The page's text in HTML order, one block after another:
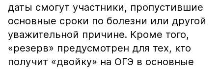
даты смогут участники, пропустившие
основные сроки по болезни или другой
уважительной причине. Кроме того,
«резерв» предусмотрен для тех, кто
получит «двойку» на ОГЭ в основные